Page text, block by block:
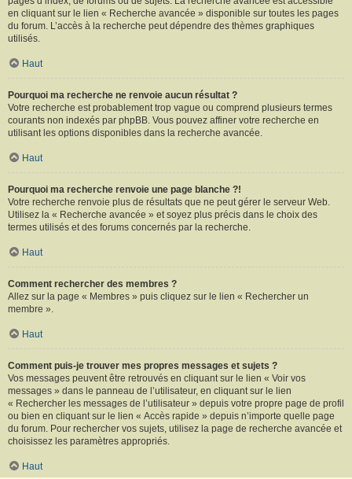
en cliquant sur le lien « Recherche avancée » disponible sur toutes les pages
du forum. L’accès à la recherche peut dépendre des thèmes graphiques
utilisés.
Haut
Pourquoi ma recherche ne renvoie aucun résultat ?
Votre recherche est probablement trop vague ou comprend plusieurs termes
courants non indexés par phpBB. Vous pouvez affiner votre recherche en
utilisant les options disponibles dans la recherche avancée.
Haut
Pourquoi ma recherche renvoie une page blanche ?!
Votre recherche renvoie plus de résultats que ne peut gérer le serveur Web.
Utilisez la « Recherche avancée » et soyez plus précis dans le choix des
termes utilisés et des forums concernés par la recherche.
Haut
Comment rechercher des membres ?
Allez sur la page « Membres » puis cliquez sur le lien « Rechercher un
membre ».
Haut
Comment puis-je trouver mes propres messages et sujets ?
Vos messages peuvent être retrouvés en cliquant sur le lien « Voir vos
messages » dans le panneau de l’utilisateur, en cliquant sur le lien
« Rechercher les messages de l’utilisateur » depuis votre propre page de profil
ou bien en cliquant sur le lien « Accès rapide » depuis n’importe quelle page
du forum. Pour rechercher vos sujets, utilisez la page de recherche avancée et
choisissez les paramètres appropriés.
Haut